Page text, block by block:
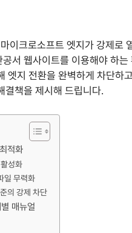
이크로소프트 엣지가 강제로
서 웹사이트를 이용해야 하
엣지 전환을 완벽하게 차단하
결책을 제시해 드립니다.
적화
성화
일 무력화
의 강제 차단
매뉴얼